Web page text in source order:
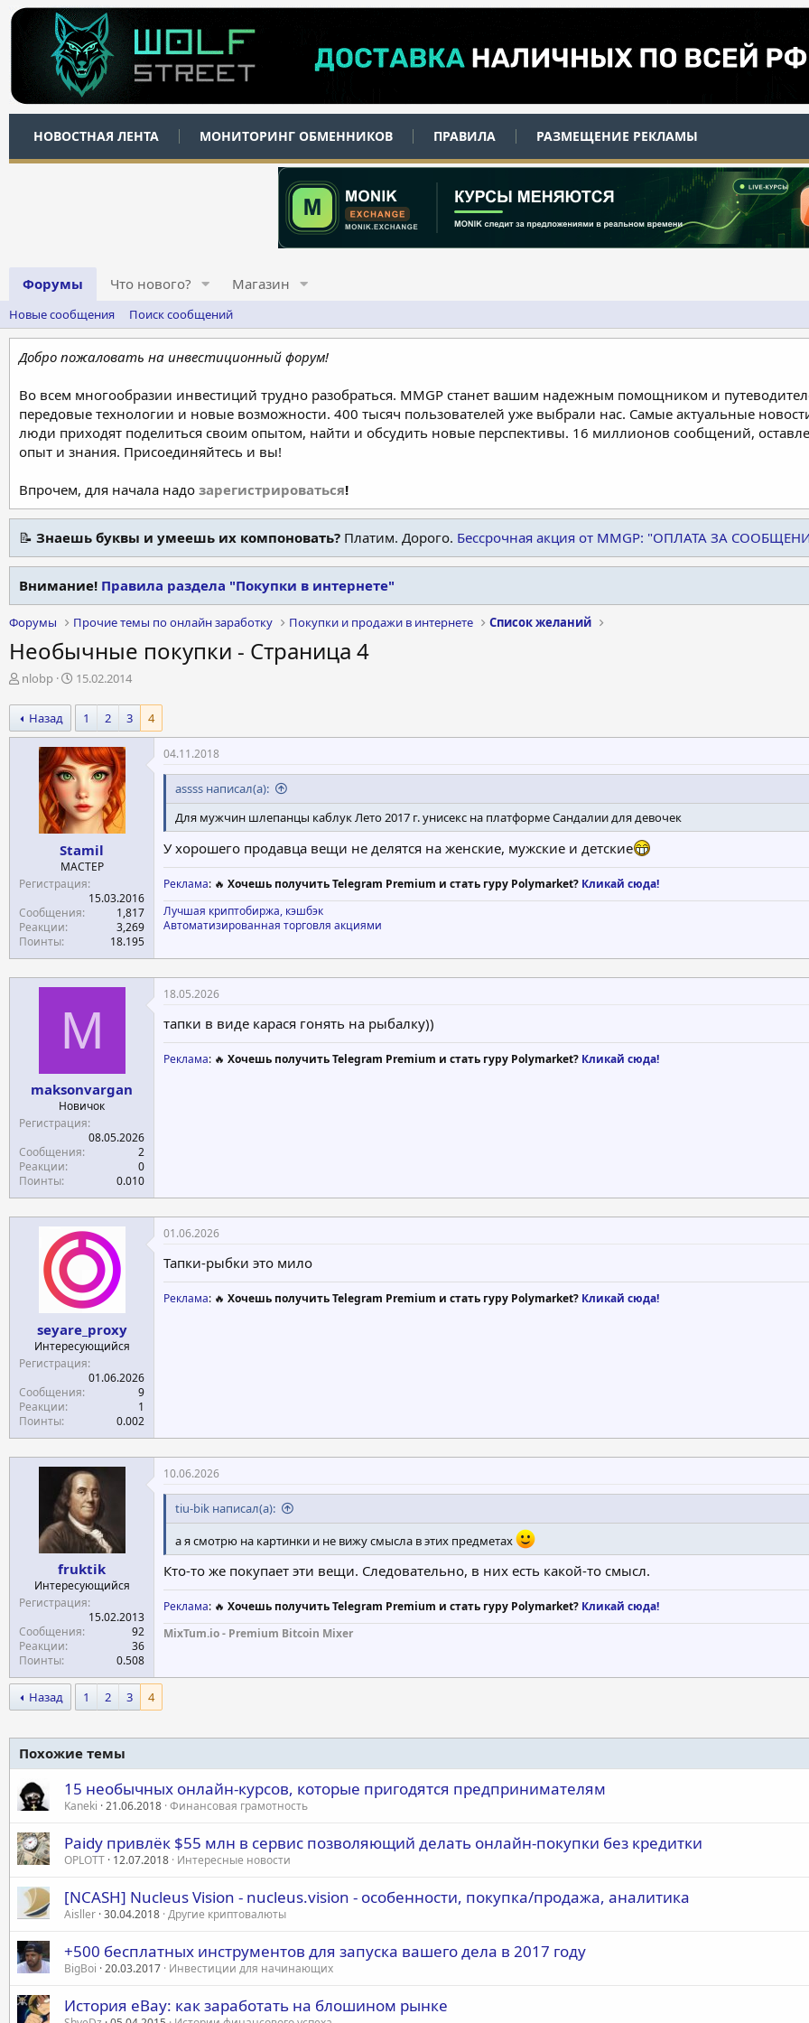
НОВОСТНАЯ ЛЕНТА МОНИТОРИНГ ОБМЕННИКОВ ПРАВИЛА РАЗМЕЩЕНИЕ РЕКЛАМЫ
Форумы Что нового? Магазин
Новые сообщения Поиск сообщений
Добро пожаловать на инвестиционный форум!
Во всем многообразии инвестиций трудно разобраться. MMGP станет вашим надежным помощником и
передовые технологии и новые возможности. 400 тысяч пользователей уже выбрали нас. Самые актуальные
люди приходят поделиться своим опытом, найти и обсудить новые перспективы. 16 миллионов сообщений,
опыт и знания. Присоединяйтесь и вы!
Впрочем, для начала надо зарегистрироваться!
📝 Знаешь буквы и умеешь их компоновать? Платим. Дорого. Бессрочная акция от MMGP: "ОПЛАТА ЗА
Внимание! Правила раздела "Покупки в интернете"
Форумы Прочие темы по онлайн заработку Покупки и продажи в интернете Список желаний
Необычные покупки - Страница 4
А
т
о
р
nlobp
Д
т
н
а
ч
а
л
а
15.02.2014
Назад 1 2 3 4
Stamil
МАСТЕР
Регистрация
15.03.2016
Сообщения
1,817
Реакции
3,269
Поинты
18.195
04.11.2018
assss написал(а):
Для мужчин шлепанцы каблук Лето 2017 г. унисекс на платформе Сандалии для девочек
У хорошего продавца вещи не делятся на женские, мужские и детские
Реклама: 🔥 Хочешь получить Telegram Premium и стать гуру Polymarket? Кликай сюда!
Лучшая криптобиржа, кэшбэк
Автоматизированная торговля акциями
M
maksonvargan
Новичок
Регистрация
08.05.2026
Сообщения
2
Реакции
0
Поинты
0.010
18.05.2026
тапки в виде карася гонять на рыбалку))
Реклама: 🔥 Хочешь получить Telegram Premium и стать гуру Polymarket? Кликай сюда!
seyare_proxy
Интересующийся
Регистрация
01.06.2026
Сообщения
9
Реакции
1
Поинты
0.002
01.06.2026
Тапки-рыбки это мило
Реклама: 🔥 Хочешь получить Telegram Premium и стать гуру Polymarket? Кликай сюда!
fruktik
Интересующийся
Регистрация
15.02.2013
Сообщения
92
Реакции
36
Поинты
0.508
10.06.2026
tiu-bik написал(а):
а я смотрю на картинки и не вижу смысла в этих предметах
Кто-то же покупает эти вещи. Следовательно, в них есть какой-то смысл.
Реклама: 🔥 Хочешь получить Telegram Premium и стать гуру Polymarket? Кликай сюда!
MixTum.io - Premium Bitcoin Mixer
Назад 1 2 3 4
Похожие темы
15 необычных онлайн-курсов, которые пригодятся предпринимателям
Kaneki 21.06.2018 Финансовая грамотность
Paidy привлёк $55 млн в сервис позволяющий делать онлайн-покупки без кредитки
OPLOTT 12.07.2018 Интересные новости
[NCASH] Nucleus Vision - nucleus.vision - особенности, покупка/продажа, аналитика
Aisller 30.04.2018 Другие криптовалюты
+500 бесплатных инструментов для запуска вашего дела в 2017 году
BigBoi 20.03.2017 Инвестиции для начинающих
История eBay: как заработать на блошином рынке